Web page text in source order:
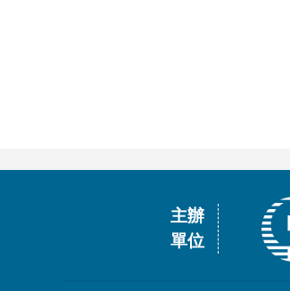
主辦
單位